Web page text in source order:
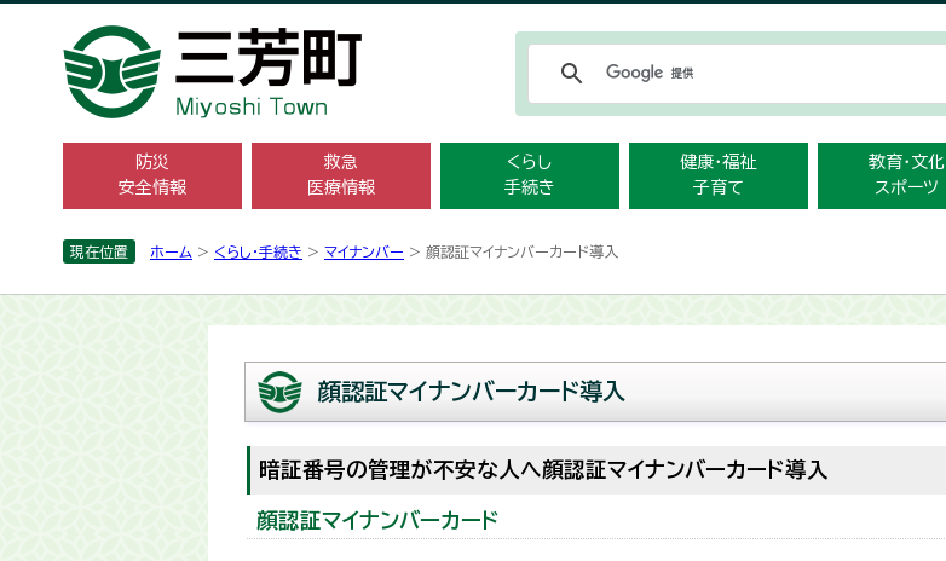
防災
安全情報
救急
医療情報
くらし
手続き
健康・福祉
子育て
教育・文化
スポーツ
現在位置 ホーム > くらし・手続き > マイナンバー > 顔認証マイナンバーカード導入
顔認証マイナンバーカード導入
暗証番号の管理が不安な人へ顔認証マイナンバーカード導入
顔認証マイナンバーカード